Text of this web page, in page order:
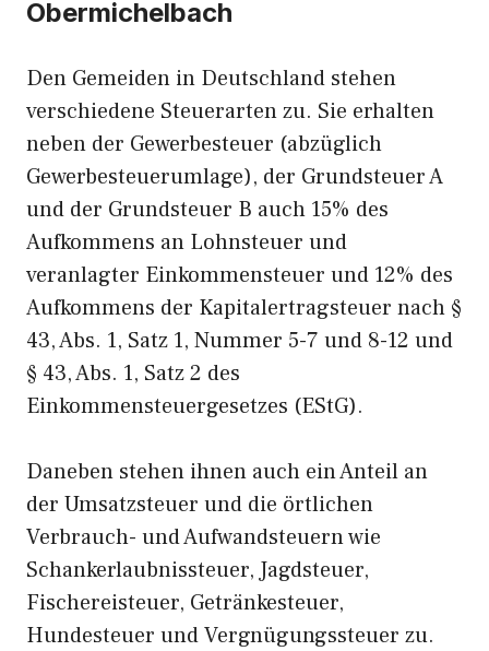
Obermichelbach
Den Gemeiden in Deutschland stehen
verschiedene Steuerarten zu. Sie erhalten
neben der Gewerbesteuer (abzüglich
Gewerbesteuerumlage), der Grundsteuer A
und der Grundsteuer B auch 15% des
Aufkommens an Lohnsteuer und
veranlagter Einkommensteuer und 12% des
Aufkommens der Kapitalertragsteuer nach §
43, Abs. 1, Satz 1, Nummer 5-7 und 8-12 und
§ 43, Abs. 1, Satz 2 des
Einkommensteuergesetzes (EStG).
Daneben stehen ihnen auch ein Anteil an
der Umsatzsteuer und die örtlichen
Verbrauch- und Aufwandsteuern wie
Schankerlaubnissteuer, Jagdsteuer,
Fischereisteuer, Getränkesteuer,
Hundesteuer und Vergnügungssteuer zu.